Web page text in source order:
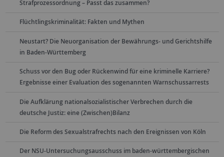
Strafprozessordnung – Passt das zusammen?
Flüchtlingskriminalität: Fakten und Mythen
Neustart? Die Neuorganisation der Bewährungs- und Gerichtshilfe
in Baden-Württemberg
Schuss vor den Bug oder Rückenwind für eine kriminelle Karriere?
Ergebnisse einer Evaluation des sogenannten Warnschussarrests
Die Aufklärung nationalsozialistischer Verbrechen durch die
deutsche Justiz: eine (Zwischen)Bilanz
Die Reform des Sexualstrafrechts nach den Ereignissen von Köln
Der NSU-Untersuchungsausschuss im baden-württembergischen